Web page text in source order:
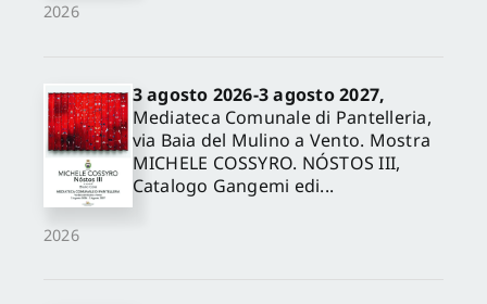
2026
2026
3 agosto 2026-3 agosto 2027,
Mediateca Comunale di Pantelleria,
via Baia del Mulino a Vento. Mostra
MICHELE COSSYRO. NÓSTOS III,
Catalogo Gangemi edi...